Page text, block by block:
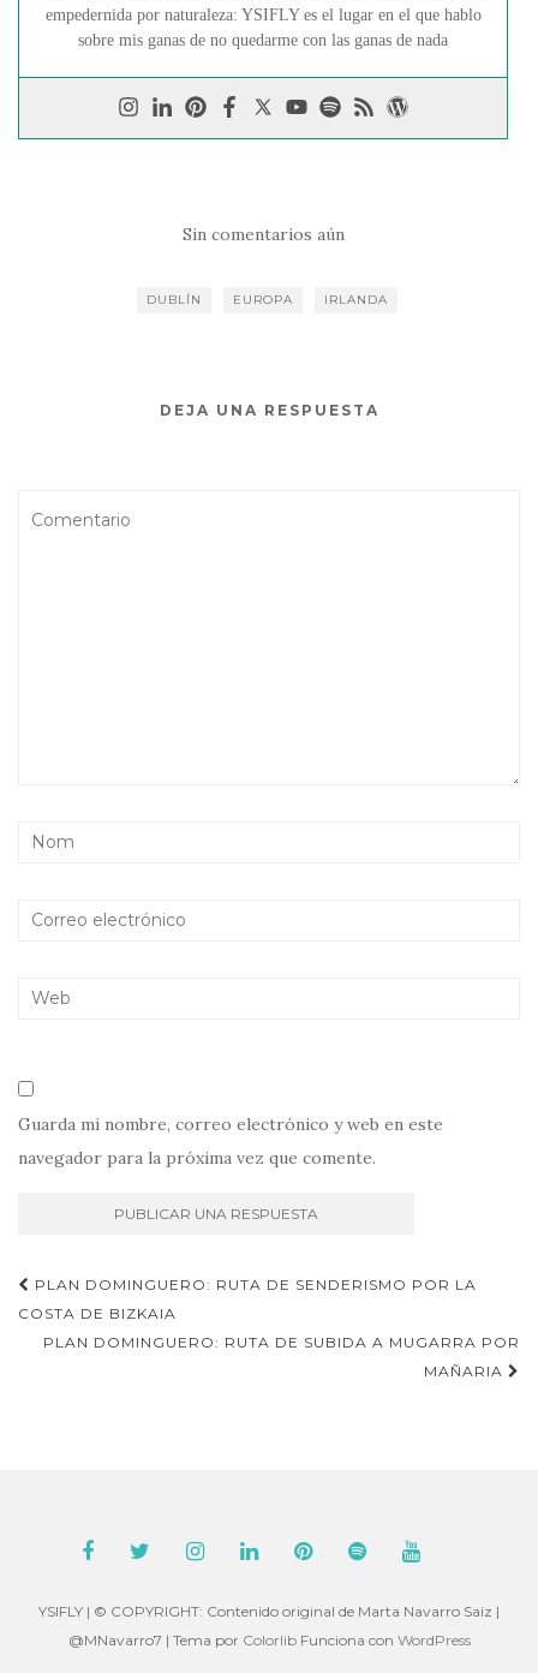
empedernida por naturaleza: YSIFLY es el lugar en el que hablo
sobre mis ganas de no quedarme con las ganas de nada
Sin comentarios aún
DUBLÍN EUROPA IRLANDA
DEJA UNA RESPUESTA
Guarda mi nombre, correo electrónico y web en este
navegador para la próxima vez que comente.
Navegación
de
entradas
PLAN DOMINGUERO: RUTA DE SENDERISMO POR LA
COSTA DE BIZKAIA
PLAN DOMINGUERO: RUTA DE SUBIDA A MUGARRA POR
MAÑARIA
YSIFLY | © COPYRIGHT: Contenido original de Marta Navarro Saiz |
@MNavarro7 | Tema por ColorlibFunciona con WordPress